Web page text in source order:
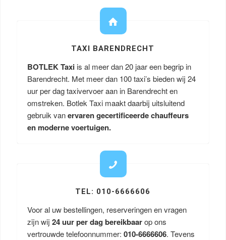
TAXI BARENDRECHT
BOTLEK Taxi is al meer dan 20 jaar een begrip in
Barendrecht. Met meer dan 100 taxi’s bieden wij 24
uur per dag taxivervoer aan in Barendrecht en
omstreken. Botlek Taxi maakt daarbij uitsluitend
gebruik vanervaren gecertificeerde chauffeurs
en moderne voertuigen.
TEL: 010-6666606
Voor al uw bestellingen, reserveringen en vragen
zijn wij 24 uur per dag bereikbaarop ons
vertrouwde telefoonnummer: 010-6666606. Tevens